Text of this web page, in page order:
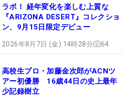
ラボ！ 経年変化を楽しむ上質な
『ARIZONA DESERT』コレクショ
ン、9月15日限定デビュー
2026年8月7日 (金) 14時28分 64
高校生プロ・加藤金次郎がACNツ
アー初優勝 16歳44日の史上最年
少記録樹立